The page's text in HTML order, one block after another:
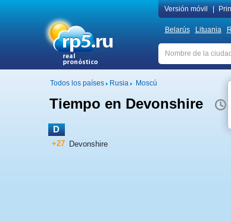
Versión móvil
Belarús Lituania
Todos los países Rusia Moscú
Tiempo en Devonshire
D
+27 Devonshire